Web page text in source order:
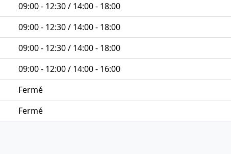
09:00 - 12:30 / 14:00 - 18:00
09:00 - 12:30 / 14:00 - 18:00
09:00 - 12:30 / 14:00 - 18:00
09:00 - 12:00 / 14:00 - 16:00
Fermé
Fermé